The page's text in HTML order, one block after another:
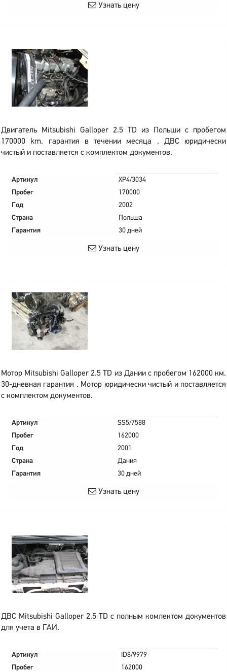
Узнать цену
Двигатель Mitsubishi Galloper 2.5 TD из Польши с пробегом
170000 km. гарантия в течении месяца . ДВС юридически
чистый и поставляется с комплектом документов.
Артикул
XP4/3034
Пробег
170000
Год
2002
Страна
Польша
Гарантия
30 дней
Узнать цену
Мотор Mitsubishi Galloper 2.5 TD из Дании с пробегом 162000 км.
30-дневная гарантия . Мотор юридически чистый и поставляется
с комплектом документов.
Артикул
SS5/7588
Пробег
162000
Год
2001
Страна
Дания
Гарантия
30 дней
Узнать цену
ДВС Mitsubishi Galloper 2.5 TD с полным комлектом документов
для учета в ГАИ.
Артикул
ID8/9979
Пробег
162000